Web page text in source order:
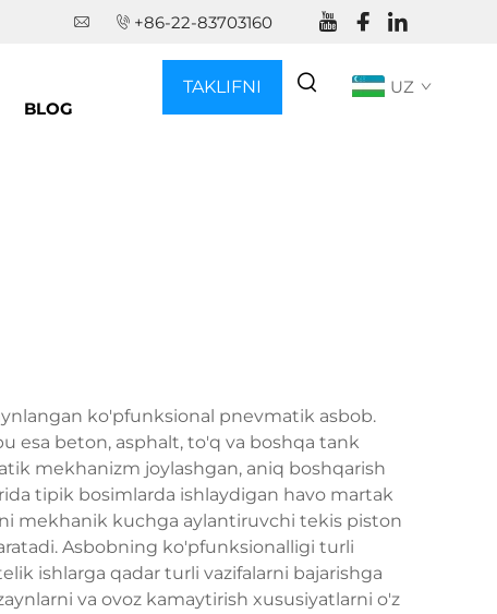
+86-22-83703160
BLOG
TAKLIFNI UZ
ko'pfunksional pnevmatik asbob.
esa beton, asphalt, to'q va boshqa tank
mekhanizm joylashgan, aniq boshqarish
tipik bosimlarda ishlaydigan havo martak
mekhanik kuchga aylantiruvchi tekis piston
Asbobning ko'pfunksionalligi turli
ishlarga qadar turli vazifalarni bajarishga
va ovoz kamaytirish xususiyatlarni o'z